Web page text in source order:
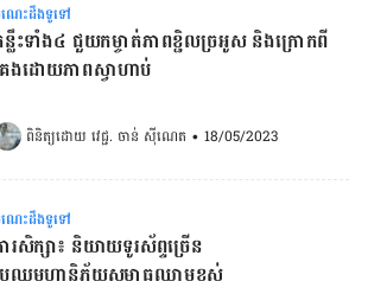
េះដឹងទូទៅ
លឹះទាំង៤ ជួយកម្ចាត់ភាពខ្ជិលច្រអូស និងក្រោកពី
ងដោយភាពស្វាហាប់
ពិនិត្យដោយ វេជ្ជ. ចាន់ ស៊ីណេត • 18/05/2023
េះដឹងទូទៅ
រសិក្សា៖ និយាយទូរស័ព្ទច្រើន